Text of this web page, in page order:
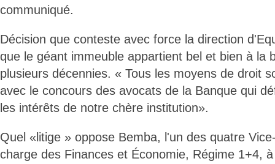
communiqué.
Décision que conteste avec force la direction
que le géant immeuble appartient bel et bien à la
plusieurs décennies. « Tous les moyens de droit
avec le concours des avocats de la Banque qui
les intérêts de notre chère institution».
Quel «litige » oppose Bemba, l'un des quatre
charge des Finances et Économie, Régime 1+4,